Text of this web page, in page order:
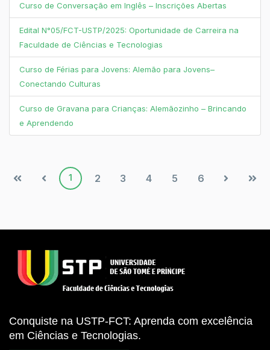
Curso de Conversação em Inglês – Inscrições Abertas
Edital N°05/FCT-USTP/2025: Oportunidade de Carreira na
Faculdade de Ciências e Tecnologias
Curso de Férias para Jovens: Alemão para Jovens–
Conectando Culturas
Curso de Gravana para Crianças: Alemãozinho – Brincando
e Aprendendo
1 2 3 4 5 6
Conquiste na USTP-FCT: Aprenda com excelência
em Ciências e Tecnologias.